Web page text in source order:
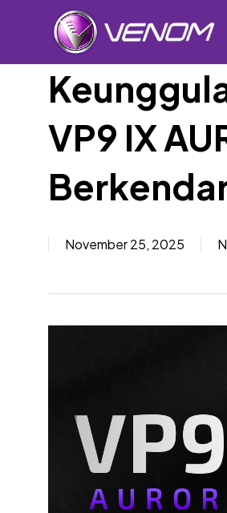
content
VP9 IX
November 25, 2025